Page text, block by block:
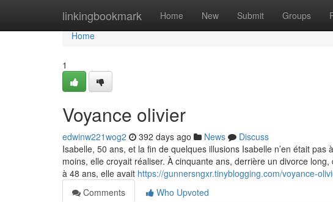
linkingbookmark Home New Submit Groups
Home
Home
1
Voyance olivier
edwinw221wog2 392 days ago News
Discuss
Isabelle, 50 ans, et la fin de quelques illusions Isabelle n’en était
moins, elle croyait réaliser. À cinquante ans, derrière un divorce
à 48 ans, elle avait https://gunnersngxr.tinyblogging.com/voyance-
Comments
Who Upvoted